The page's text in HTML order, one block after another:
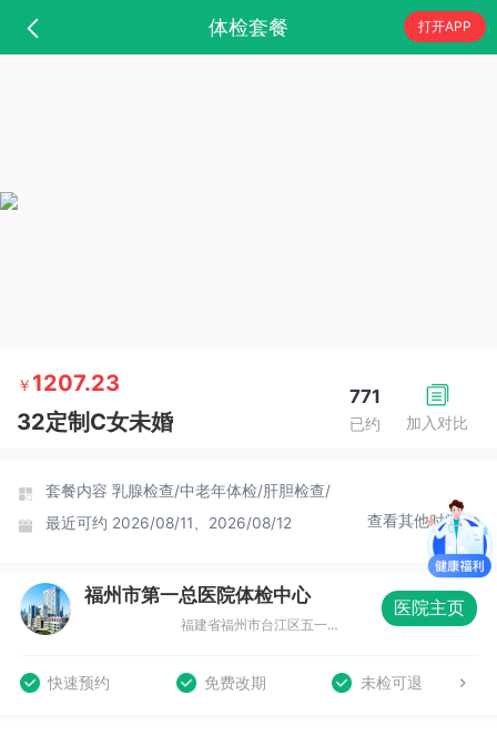
体检套餐 打开APP
加入对比
771
已约
￥ 1207.23
32定制C女未婚
套餐内容 乳腺检查/中老年体检/肝胆检查/
最近可约 2026/08/11、2026/08/12 查看其他时间
福州市第一总医院体检中心
福建省福州市台江区五一南路52号市一体检中心（福州市第十五中学旁）
医院主页
快速预约 免费改期 未检可退